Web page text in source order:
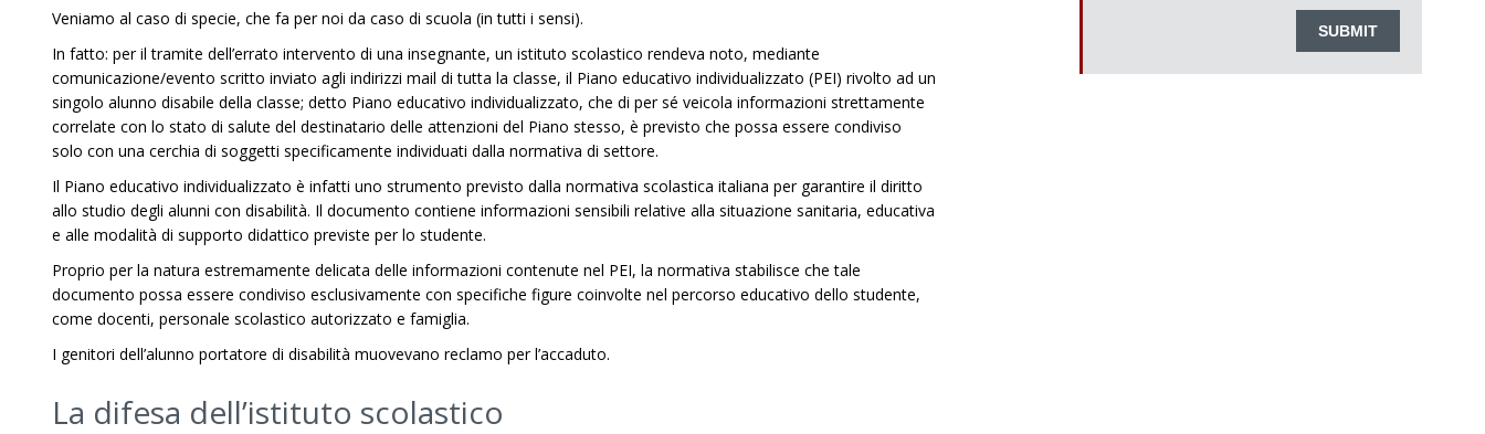
Veniamo al caso di specie, che fa per noi da caso di scuola (in tutti i sensi).
In fatto: per il tramite dell’errato intervento di una insegnante, un istituto scolastico rendeva noto, mediante
comunicazione/evento scritto inviato agli indirizzi mail di tutta la classe, il Piano educativo individualizzato (PEI) rivolto ad un
singolo alunno disabile della classe; detto Piano educativo individualizzato, che di per sé veicola informazioni strettamente
correlate con lo stato di salute del destinatario delle attenzioni del Piano stesso, è previsto che possa essere condiviso
solo con una cerchia di soggetti specificamente individuati dalla normativa di settore.
Il Piano educativo individualizzato è infatti uno strumento previsto dalla normativa scolastica italiana per garantire il diritto
allo studio degli alunni con disabilità. Il documento contiene informazioni sensibili relative alla situazione sanitaria, educativa
e alle modalità di supporto didattico previste per lo studente.
Proprio per la natura estremamente delicata delle informazioni contenute nel PEI, la normativa stabilisce che tale
documento possa essere condiviso esclusivamente con specifiche figure coinvolte nel percorso educativo dello studente,
come docenti, personale scolastico autorizzato e famiglia.
I genitori dell’alunno portatore di disabilità muovevano reclamo per l’accaduto.
La difesa dell’istituto scolastico